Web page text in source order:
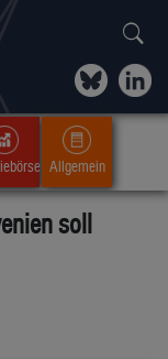
Allgemein
soll